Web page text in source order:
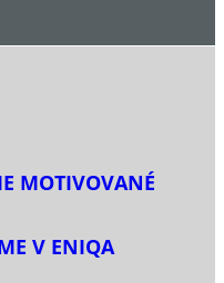
MOTIVOVANÉ
V ENIQA